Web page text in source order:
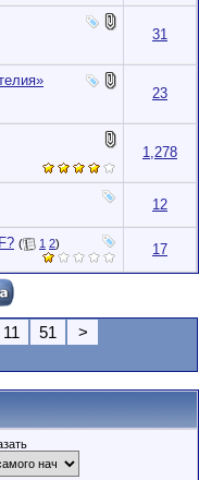
31
23
1,278
12
( 1 2)
17
11 51
>